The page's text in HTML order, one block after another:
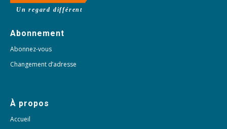
Un regard différent
Abonnement
Abonnez-vous
Changement d’adresse
À propos
Accueil